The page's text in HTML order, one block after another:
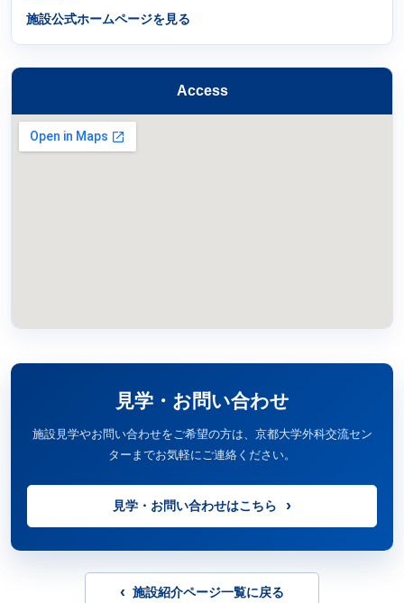
施設公式ホームページを見る
Access
見学・お問い合わせ
施設見学やお問い合わせをご希望の方は、京都大学外科交流セン
ターまでお気軽にご連絡ください。
見学・お問い合わせはこちら
施設紹介ページ一覧に戻る